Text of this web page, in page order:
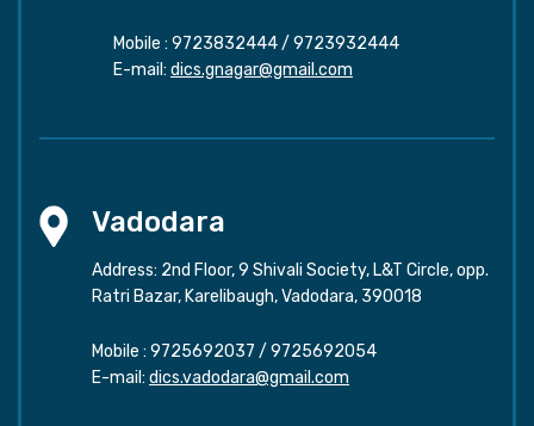
Mobile : 9723832444/ 9723932444
E-mail: dics.gnagar@gmail.com
Vadodara
Address: 2nd Floor, 9 Shivali Society, L&T Circle, opp.
Ratri Bazar, Karelibaugh, Vadodara, 390018
Mobile : 9725692037 / 9725692054
E-mail: dics.vadodara@gmail.com